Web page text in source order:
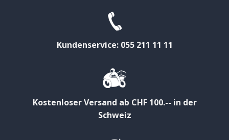
Kundenservice: 055 211 11 11
Kostenloser Versand ab CHF 100.-- in der
Schweiz